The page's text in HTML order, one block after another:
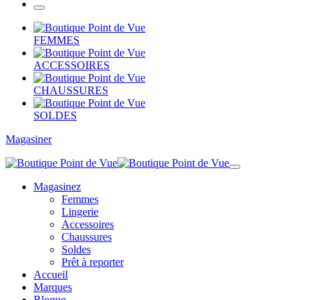
FEMMES
ACCESSOIRES
CHAUSSURES
SOLDES
Magasiner
Magasinez
Femmes
Lingerie
Accessoires
Chaussures
Soldes
Prêt à reporter
Accueil
Marques